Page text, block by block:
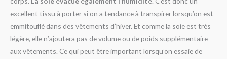
excellent tissu à porter si on a tendance à transpirer lorsqu’on est
emmitouflé dans des vêtements d’hiver. Et comme la soie est très
légère, elle n’ajoutera pas de volume ou de poids supplémentaire
aux vêtements. Ce qui peut être important lorsqu’on essaie de